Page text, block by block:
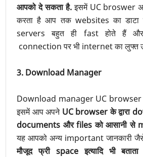
आपको दे सकता है.इसमें UC broswer
करता है आप तक websites का डाटा
servers बहुत ही fast होते हैं
connection पर भी internet का लुफ्त
3. Download Manager
Download manager UC browser
इसमें आप अपने UC browser के द्वारा
documents और files को आसानी से
यह आपको अन्य important जानकारी
मौजूद फ्री space इत्यादि भी